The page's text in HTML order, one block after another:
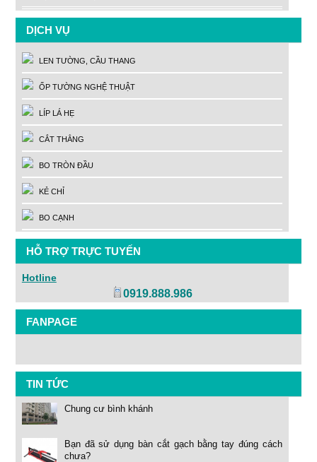
DỊCH VỤ
LEN TƯỜNG, CẦU THANG
ỐP TƯỜNG NGHỆ THUẬT
LÍP LÁ HẸ
CẮT THẲNG
BO TRÒN ĐẦU
KẺ CHỈ
BO CẠNH
HỖ TRỢ TRỰC TUYẾN
Hotline
0919.888.986
FANPAGE
TIN TỨC
Chung cư bình khánh
Bạn đã sử dụng bàn cắt gạch bằng tay đúng cách
chưa?